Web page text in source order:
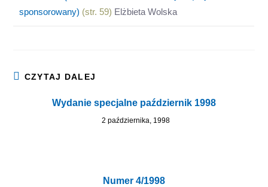
sponsorowany) (str. 59) Elżbieta Wolska
CZYTAJ DALEJ
Wydanie specjalne październik 1998
2 października, 1998
Numer 4/1998